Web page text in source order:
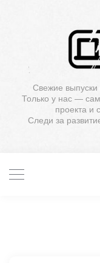
Свежие
Только у нас —
проекта и
Следи за